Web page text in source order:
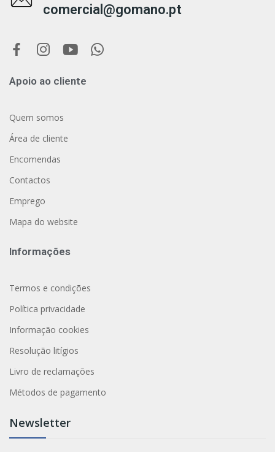
comercial@gomano.pt
Apoio ao cliente
Quem somos
Área de cliente
Encomendas
Contactos
Emprego
Mapa do website
Informações
Termos e condições
Política privacidade
Informação cookies
Resolução litígios
Livro de reclamações
Métodos de pagamento
Newsletter